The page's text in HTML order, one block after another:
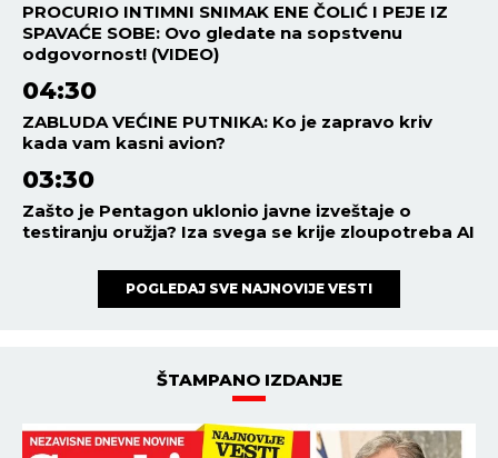
PROCURIO INTIMNI SNIMAK ENE ČOLIĆ I PEJE IZ
SPAVAĆE SOBE: Ovo gledate na sopstvenu
odgovornost! (VIDEO)
04:30
ZABLUDA VEĆINE PUTNIKA: Ko je zapravo kriv
kada vam kasni avion?
03:30
Zašto je Pentagon uklonio javne izveštaje o
testiranju oružja? Iza svega se krije zloupotreba AI
POGLEDAJ SVE NAJNOVIJE VESTI
ŠTAMPANO IZDANJE